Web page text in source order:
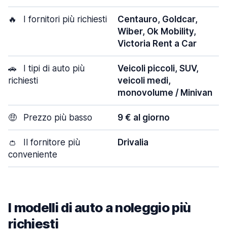
🔥 I fornitori più richiesti
Centauro, Goldcar,
Wiber, Ok Mobility,
Victoria Rent a Car
🚗
I tipi di auto più
richiesti
Veicoli piccoli, SUV,
veicoli medi,
monovolume / Minivan
🤑 Prezzo più basso 9 € al giorno
👛
Il fornitore più
conveniente
Drivalia
I modelli di auto a noleggio più
richiesti